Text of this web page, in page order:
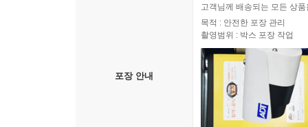
포장 안내
고객님께 배송되는 모든 상
목적 : 안전한 포장 관리
촬영범위 : 박스 포장 작업